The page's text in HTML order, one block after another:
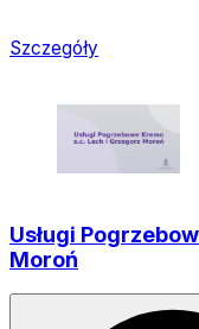
Szczegóły
Usługi
Moroń